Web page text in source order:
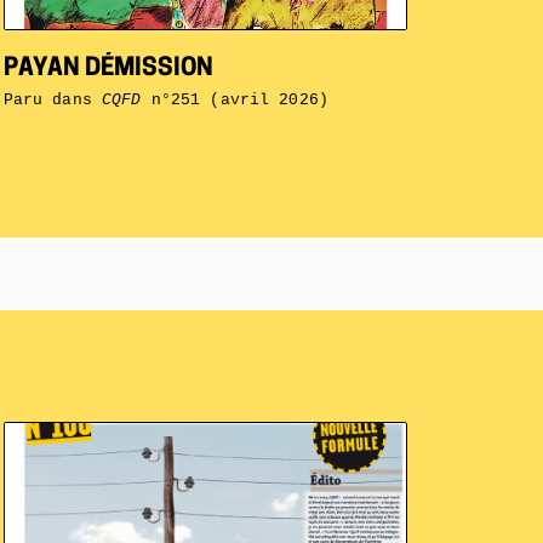
PAYAN DÉMISSION
Paru dans CQFD n°251 (avril 2026)